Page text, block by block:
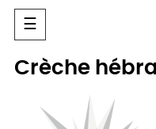
Basculer
la
navigation
☰
Crèche